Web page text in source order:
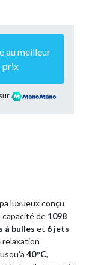
au meilleur
prix
luxueux conçu
capacité de 1098
à bulles et 6 jets
relaxation
40°C,